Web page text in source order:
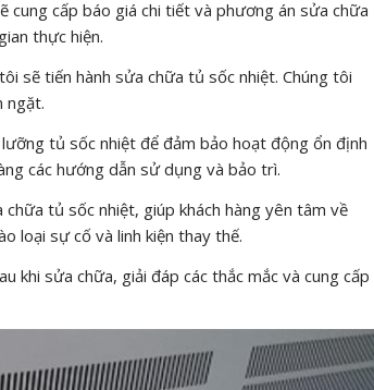
cung cấp báo giá chi tiết và phương án sửa chữa
thực hiện.
sẽ tiến hành sửa chữa tủ sốc nhiệt. Chúng tôi
ngặt.
tủ sốc nhiệt để đảm bảo hoạt động ổn định
các hướng dẫn sử dụng và bảo trì.
tủ sốc nhiệt, giúp khách hàng yên tâm về
loại sự cố và linh kiện thay thế.
khi sửa chữa, giải đáp các thắc mắc và cung cấp